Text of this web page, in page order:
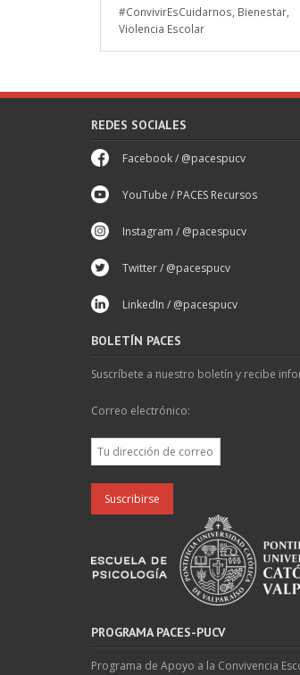
#ConvivirEsCuidarnos Bienestar
Violencia Escolar
REDES SOCIALES
Facebook / @pacespucv
YouTube / PACES Recursos
Instagram / @pacespucv
Twitter / @pacespucv
LinkedIn / @pacespucv
BOLETÍN PACES
Suscríbete a nuestro boletín y recibe
Correo electrónico:
PROGRAMA PACES-PUCV
Programa de Apoyo a la Convivencia